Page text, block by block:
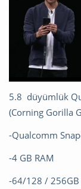
5.8 düyümlük
(Corning Gorilla
-Qualcomm
-4 GB RAM
-64/128 / 256GB